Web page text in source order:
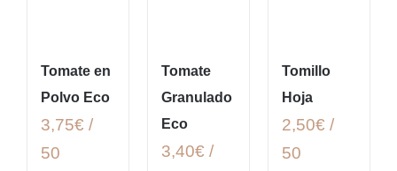
Tomate en
Polvo Eco
3,75€ /
50
Tomate
Granulado
Eco
3,40€ /
Tomillo
Hoja
2,50€ /
50